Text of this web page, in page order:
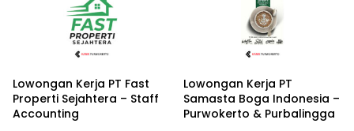
Lowongan Kerja PT Fast
Properti Sejahtera – Staff
Accounting
Lowongan Kerja PT
Samasta Boga Indonesia –
Purwokerto & Purbalingga